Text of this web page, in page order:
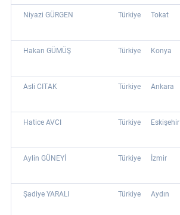
Niyazi GÜRGEN Türkiye Tokat
Hakan GÜMÜŞ Türkiye Konya
Asli CITAK Türkiye Ankara
Hatice AVCI Türkiye Eskişehir
Aylin GÜNEYİ Türkiye İzmir
Şadiye YARALI Türkiye Aydın